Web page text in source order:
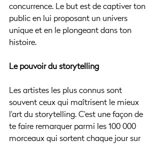
concurrence. Le but est de captiver ton
public en lui proposant un univers
unique et en le plongeant dans ton
histoire.
Le pouvoir du storytelling
Les artistes les plus connus sont
souvent ceux qui maîtrisent le mieux
l'art du storytelling. C'est une façon de
te faire remarquer parmi les 100 000
morceaux qui sortent chaque jour sur